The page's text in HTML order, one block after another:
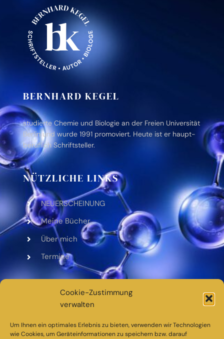
Cookie-Zustimmung
verwalten
Um Ihnen ein optimales Erlebnis zu bieten, verwenden wir Technologien
wie Cookies, um Geräteinformationen zu speichern bzw. darauf
BERNHARD KEGEL
stu­dierte Che­mie und Bio­lo­gie an der Freien Uni­ver­si­tät
Berlin und wurde 1991 pro­mo­viert. Heute ist er haupt­
be­ruf­lich Schrift­stel­ler.
NÜTZLICHE LINKS
NEUERSCHEINUNG
Meine Bücher
Über mich
Ter­mine
WEITERE INFORMATIONEN
Impres­sum